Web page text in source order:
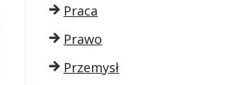
Praca
Prawo
Przemysł